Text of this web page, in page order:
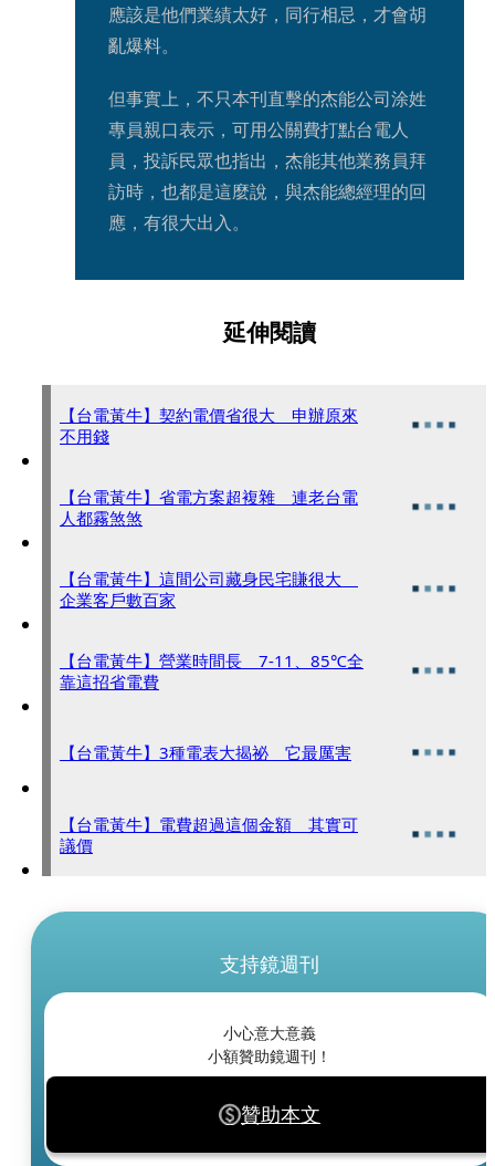
應該是他們業績太好，同行相忌，才會胡
亂爆料。
但事實上，不只本刊直擊的杰能公司涂姓
專員親口表示，可用公關費打點台電人
員，投訴民眾也指出，杰能其他業務員拜
訪時，也都是這麼說，與杰能總經理的回
應，有很大出入。
延伸閱讀
【台電黃牛】契約電價省很大 申辦原來
不用錢
【台電黃牛】省電方案超複雜 連老台電
人都霧煞煞
【台電黃牛】這間公司藏身民宅賺很大
企業客戶數百家
【台電黃牛】營業時間長 7-11、85℃全
靠這招省電費
【台電黃牛】3種電表大揭祕 它最厲害
【台電黃牛】電費超過這個金額 其實可
議價
支持鏡週刊
小心意大意義
小額贊助鏡週刊！
贊助本文